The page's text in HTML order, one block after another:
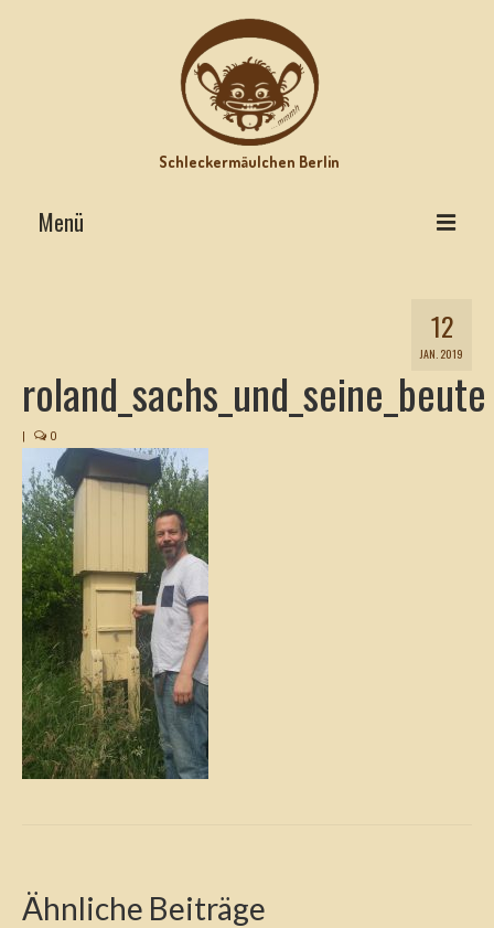
Schleckermäulchen Berlin
Menü
Star-Rezepte
Motz-Ecke
Hits mit Biss
12
JAN. 2019
roland_sachs_und_seine_beute
| 0
Ähnliche Beiträge